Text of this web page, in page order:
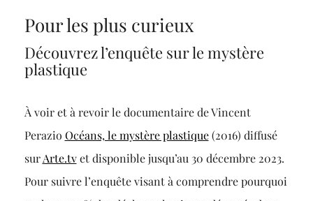
Pour les plus curieux
Découvrez l’enquête sur le mystère
plastique
À voir et à revoir le documentaire de Vincent
Perazio Océans, le mystère plastique(2016) diffusé
surArte.tvet disponible jusqu’au 30 décembre 2023.
Pour suivre l’enquête visant à comprendre pourquoi